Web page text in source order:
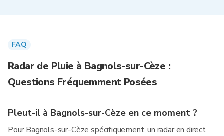
FAQ
Radar de Pluie à Bagnols-sur-Cèze :
Questions Fréquemment Posées
Pleut-il à Bagnols-sur-Cèze en ce moment ?
Pour Bagnols-sur-Cèze spécifiquement, un radar en direct